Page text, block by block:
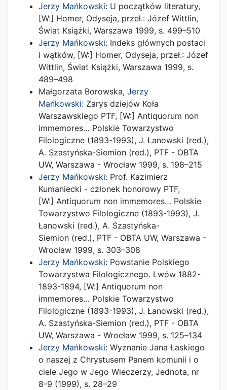
Jerzy Mańkowski: U początków literatury,
[W:] Homer, Odyseja, przeł.: Józef Wittlin,
Świat Książki, Warszawa 1999, s. 499–510
Jerzy Mańkowski: Indeks głównych postaci
i wątków, [W:] Homer, Odyseja, przeł.: Józef
Wittlin, Świat Książki, Warszawa 1999, s.
489–498
Małgorzata Borowska, Jerzy
Mańkowski: Zarys dziejów Koła
Warszawskiego PTF, [W:] Antiquorum non
immemores… Polskie Towarzystwo
Filologiczne (1893-1993), J. Łanowski (red.),
A. Szastyńska-Siemion (red.), PTF - OBTA
UW, Warszawa - Wrocław 1999, s. 198–215
Jerzy Mańkowski: Prof. Kazimierz
Kumaniecki - członek honorowy PTF,
[W:] Antiquorum non immemores… Polskie
Towarzystwo Filologiczne (1893-1993), J.
Łanowski (red.), A. Szastyńska-
Siemion (red.), PTF - OBTA UW, Warszawa -
Wrocław 1999, s. 303–308
Jerzy Mańkowski: Powstanie Polskiego
Towarzystwa Filologicznego. Lwów 1882-
1893-1894, [W:] Antiquorum non
immemores… Polskie Towarzystwo
Filologiczne (1893-1993), J. Łanowski (red.),
A. Szastyńska-Siemion (red.), PTF - OBTA
UW, Warszawa - Wrocław 1999, s. 125–134
Jerzy Mańkowski: Wyznanie Jana Łaskiego
o naszej z Chrystusem Panem komunii i o
ciele Jego w Jego Wieczerzy, Jednota, nr
8-9 (1999), s. 28–29